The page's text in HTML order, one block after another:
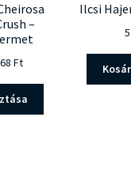
–
FtÁrtartomány:
-
9.168 Ft
Ilcsi